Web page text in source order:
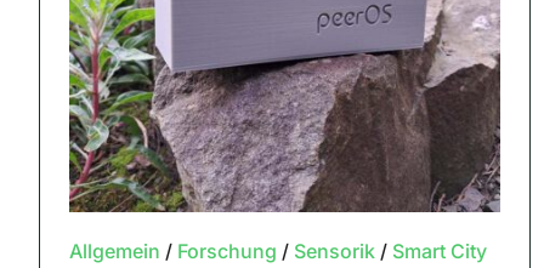
Allgemein / Forschung / Sensorik/ Smart City